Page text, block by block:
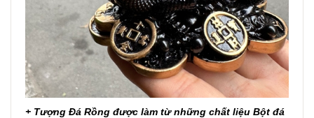
+ Tượng Đá Rồng được làm từ những chất liệu Bột đá